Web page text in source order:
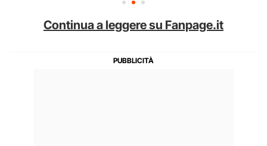
Continua a leggere su Fanpage.it